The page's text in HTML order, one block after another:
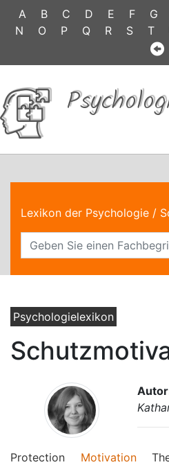
A B C D E F G
N
O P Q R S T
Lexikon der Psychologie /
Psychologielexikon
Protection Motivation